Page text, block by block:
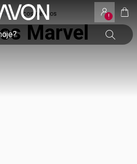
!
• cosméticos
Marvel